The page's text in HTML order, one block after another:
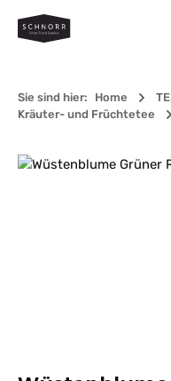
Zum Hauptinhalt springen
Sie sind hier: Home
Kräuter- und Früchtetee
Bildergalerie